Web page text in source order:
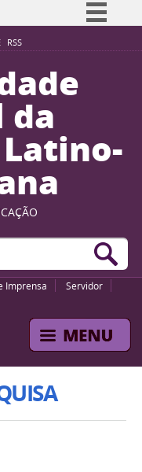
RSS
Simplifique!
Participe
à informação
Legislação
Canais
da
Imprensa
Servidor